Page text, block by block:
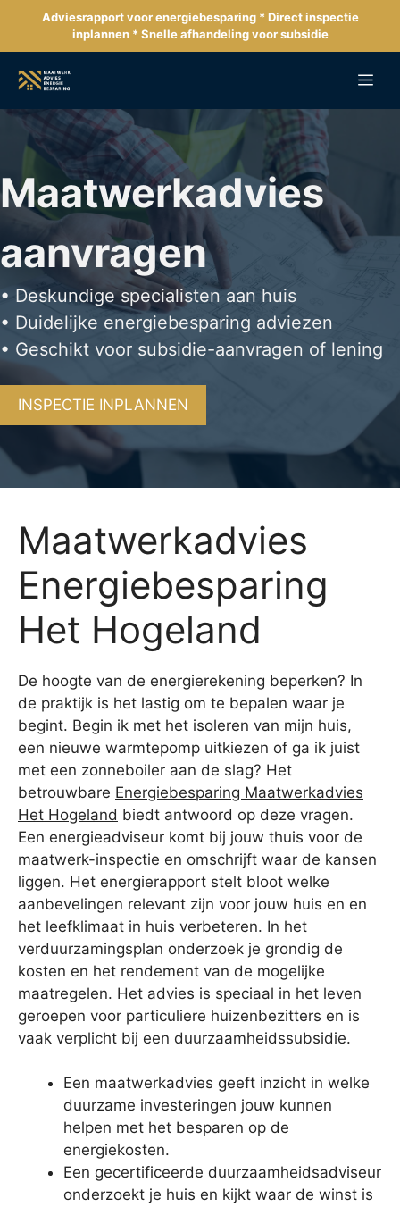
de
inhoud
Adviesrapport voor energiebesparing * Direct inspectie
inplannen * Snelle afhandeling voor subsidie
Maatwerkadvies
aanvragen
• Deskundige specialisten aan huis
• Duidelijke energiebesparing adviezen
• Geschikt voor subsidie-aanvragen of lening
INSPECTIE INPLANNEN
Maatwerkadvies
Energiebesparing
Het Hogeland
De hoogte van de energierekening beperken? In
de praktijk is het lastig om te bepalen waar je
begint. Begin ik met het isoleren van mijn huis,
een nieuwe warmtepomp uitkiezen of ga ik juist
met een zonneboiler aan de slag? Het
betrouwbare Energiebesparing Maatwerkadvies
Het Hogeland biedt antwoord op deze vragen.
Een energieadviseur komt bij jouw thuis voor de
maatwerk-inspectie en omschrijft waar de kansen
liggen. Het energierapport stelt bloot welke
aanbevelingen relevant zijn voor jouw huis en en
het leefklimaat in huis verbeteren. In het
verduurzamingsplan onderzoek je grondig de
kosten en het rendement van de mogelijke
maatregelen. Het advies is speciaal in het leven
geroepen voor particuliere huizenbezitters en is
vaak verplicht bij een duurzaamheidssubsidie.
Een maatwerkadvies geeft inzicht in welke
duurzame investeringen jouw kunnen
helpen met het besparen op de
energiekosten.
Een gecertificeerde duurzaamheidsadviseur
onderzoekt je huis en kijkt waar de winst is